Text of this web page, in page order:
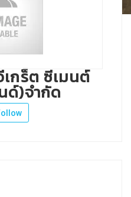
กร็ต ซีเมนต์
ด์)จำกัด